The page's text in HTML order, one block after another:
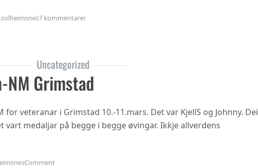
7 kommentarertil Årsmøte i Flåm?
Uncategorized
NM Grimstad
veteranar i Grimstad 10.-11.mars. Det var KjellS og Johnny. Dei
vart medaljar på begge i begge øvingar. Ikkje allverdens
Commenton Veteran-NM Grimstad